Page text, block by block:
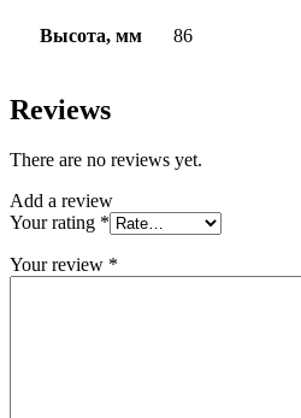
Высота, мм 86
Reviews
There are no reviews yet.
Add a review
Your rating *
Your review *